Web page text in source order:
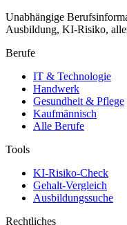
Unabhängige
Ausbildung, KI-Risiko,
Berufe
IT & Technologie
Handwerk
Gesundheit & Pflege
Kaufmännisch
Alle Berufe
Tools
KI-Risiko-Check
Gehalt-Vergleich
Ausbildungssuche
Rechtliches